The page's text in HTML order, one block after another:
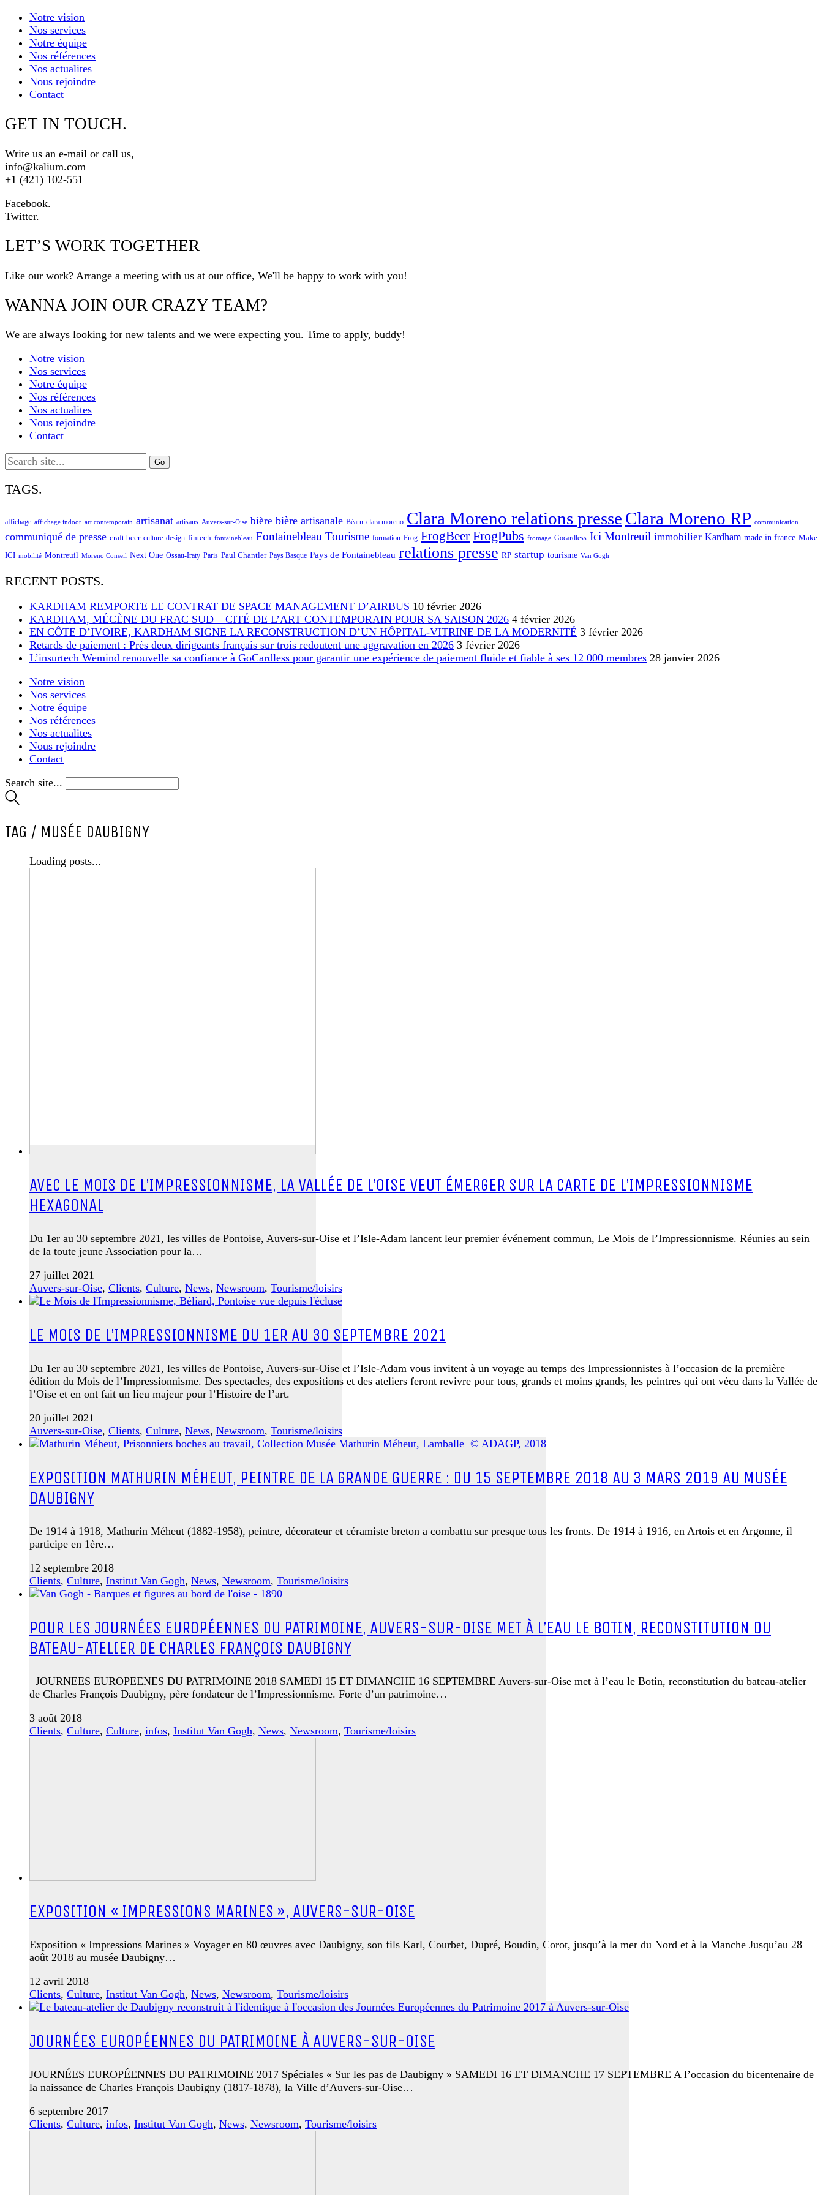
Notre vision
Nos services
Notre équipe
Nos références
Nos actualites
Nous rejoindre
Contact
GET IN TOUCH.
Write us an e-mail or call us,
info@kalium.com
+1 (421) 102-551
Facebook.
Twitter.
LET’S WORK TOGETHER
Like our work? Arrange a meeting with us at our office, We'll be happy to work with you!
WANNA JOIN OUR CRAZY TEAM?
We are always looking for new talents and we were expecting you. Time to apply, buddy!
Notre vision
Nos services
Notre équipe
Nos références
Nos actualites
Nous rejoindre
Contact
Search
for:
TAGS.
affichage affichage indoor art contemporain artisanat artisans Auvers-sur-Oise bière bière artisanale Béarn clara moreno Clara Moreno relations presse Clara Moreno RP communication
communiqué de presse craft beer culture design fintech fontainebleau Fontainebleau Tourisme formation Frog FrogBeer FrogPubs fromage Gocardless Ici Montreuil immobilier Kardham made in france Make
ICI mobilité Montreuil Moreno Conseil Next One Ossau-Iraty Paris Paul Chantler Pays Basque Pays de Fontainebleau relations presse RP startup tourisme Van Gogh
RECENT POSTS.
KARDHAM REMPORTE LE CONTRAT DE SPACE MANAGEMENT D’AIRBUS 10 février 2026
KARDHAM, MÉCÈNE DU FRAC SUD – CITÉ DE L’ART CONTEMPORAIN POUR SA SAISON 2026 4 février 2026
EN CÔTE D’IVOIRE, KARDHAM SIGNE LA RECONSTRUCTION D’UN HÔPITAL-VITRINE DE LA MODERNITÉ 3 février 2026
Retards de paiement : Près deux dirigeants français sur trois redoutent une aggravation en 2026 3 février 2026
L’insurtech Wemind renouvelle sa confiance à GoCardless pour garantir une expérience de paiement fluide et fiable à ses 12 000 membres 28 janvier 2026
Notre vision
Nos services
Notre équipe
Nos références
Nos actualites
Nous rejoindre
Contact
Search site...
TAG / MUSÉE DAUBIGNY
Loading posts...
AVEC LE MOIS DE L’IMPRESSIONNISME, LA VALLÉE DE L’OISE VEUT ÉMERGER SUR LA CARTE DE L’IMPRESSIONNISME
HEXAGONAL
Du 1er au 30 septembre 2021, les villes de Pontoise, Auvers-sur-Oise et l’Isle-Adam lancent leur premier événement commun, Le Mois de l’Impressionnisme. Réunies au sein
de la toute jeune Association pour la…
27 juillet 2021
Auvers-sur-Oise, Clients, Culture, News, Newsroom, Tourisme/loisirs
LE MOIS DE L’IMPRESSIONNISME DU 1ER AU 30 SEPTEMBRE 2021
Du 1er au 30 septembre 2021, les villes de Pontoise, Auvers-sur-Oise et l’Isle-Adam vous invitent à un voyage au temps des Impressionnistes à l’occasion de la première
édition du Mois de l’Impressionnisme. Des spectacles, des expositions et des ateliers feront revivre pour tous, grands et moins grands, les peintres qui ont vécu dans la Vallée de
l’Oise et en ont fait un lieu majeur pour l’Histoire de l’art.
20 juillet 2021
Auvers-sur-Oise, Clients, Culture, News, Newsroom, Tourisme/loisirs
EXPOSITION MATHURIN MÉHEUT, PEINTRE DE LA GRANDE GUERRE : DU 15 SEPTEMBRE 2018 AU 3 MARS 2019 AU MUSÉE
DAUBIGNY
De 1914 à 1918, Mathurin Méheut (1882-1958), peintre, décorateur et céramiste breton a combattu sur presque tous les fronts. De 1914 à 1916, en Artois et en Argonne, il
participe en 1ère…
12 septembre 2018
Clients, Culture, Institut Van Gogh, News, Newsroom, Tourisme/loisirs
POUR LES JOURNÉES EUROPÉENNES DU PATRIMOINE, AUVERS-SUR-OISE MET À L’EAU LE BOTIN, RECONSTITUTION DU
BATEAU-ATELIER DE CHARLES FRANÇOIS DAUBIGNY
JOURNEES EUROPEENES DU PATRIMOINE 2018 SAMEDI 15 ET DIMANCHE 16 SEPTEMBRE Auvers-sur-Oise met à l’eau le Botin, reconstitution du bateau-atelier
de Charles François Daubigny, père fondateur de l’Impressionnisme. Forte d’un patrimoine…
3 août 2018
Clients, Culture, Culture, infos, Institut Van Gogh, News, Newsroom, Tourisme/loisirs
EXPOSITION « IMPRESSIONS MARINES », AUVERS-SUR-OISE
Exposition « Impressions Marines » Voyager en 80 œuvres avec Daubigny, son fils Karl, Courbet, Dupré, Boudin, Corot, jusqu’à la mer du Nord et à la Manche Jusqu’au 28
août 2018 au musée Daubigny…
12 avril 2018
Clients, Culture, Institut Van Gogh, News, Newsroom, Tourisme/loisirs
JOURNÉES EUROPÉENNES DU PATRIMOINE À AUVERS-SUR-OISE
JOURNÉES EUROPÉENNES DU PATRIMOINE 2017 Spéciales « Sur les pas de Daubigny » SAMEDI 16 ET DIMANCHE 17 SEPTEMBRE A l’occasion du bicentenaire de
la naissance de Charles François Daubigny (1817-1878), la Ville d’Auvers-sur-Oise…
6 septembre 2017
Clients, Culture, infos, Institut Van Gogh, News, Newsroom, Tourisme/loisirs